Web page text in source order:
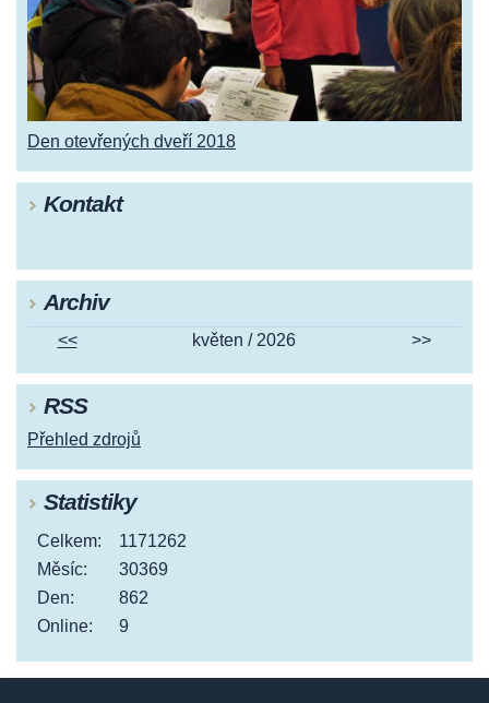
Den otevřených dveří 2018
Kontakt
Archiv
<< květen / 2026 >>
RSS
Přehled zdrojů
Statistiky
Online: 9
Celkem:
1171262
Měsíc:
30369
Den:
862